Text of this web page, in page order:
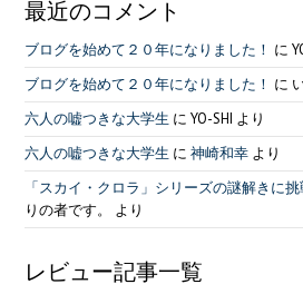
最近のコメント
ブログを始めて２０年になりました！ に
ブログを始めて２０年になりました！ に
六人の嘘つきな大学生 にYO-SHI より
六人の嘘つきな大学生 に神崎和幸 より
「スカイ・クロラ」シリーズの謎解きに挑
りの者です。
より
レビュー記事一覧